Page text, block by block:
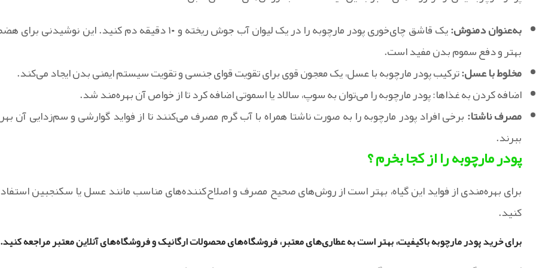
به‌عنوان دمنوش:
یک قاشق چای‌خوری پودر مارچوبه را در یک لیوان آب جوش ریخته و ۱۰ دقیقه دم کنید. این نوشیدنی
بهتر و دفع سموم بدن مفید است.
مخلوط با عسل:ترکیب پودر مارچوبه با عسل، یک معجون قوی برای تقویت قوای جنسی و تقویت سیستم ایمنی بدن ایجاد می‌کند.
اضافه کردن به غذاها: پودر مارچوبه را می‌توان به سوپ، سالاد یا اسموتی اضافه کرد تا از خواص آن بهره‌مند شد.
مصرف ناشتا:برخی افراد پودر مارچوبه را به صورت ناشتا همراه با آب گرم مصرف می‌کنند تا از فواید گوارشی و سم‌زدایی آن
ببرند.
پودر مارچوبه را از کجا بخرم ؟
برای بهره‌مندی از فواید این گیاه، بهتر است از روش‌های صحیح مصرف و اصلاح‌کننده‌های مناسب مانند عسل یا سکنجبین
کنید.
برای خرید پودر مارچوبه باکیفیت، بهتر است به عطاری‌های معتبر، فروشگاه‌های محصولات ارگانیک و فروشگاه‌های آنلاین معتبر مراجعه کنید.